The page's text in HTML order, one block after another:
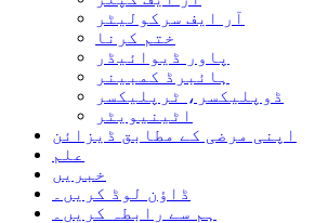
آر ایف سرکولیٹر
ختم کرنا
پاور ڈیوائیڈر
ہائبرڈ کمبینر
ڈوپلیکسر، ٹرپلیکسر
اٹینیویٹر
اپنی مرضی کے مطابق ڈیزائن
علم
خبریں
ڈاؤن لوڈ کریں۔
ہم سے رابطہ کریں۔